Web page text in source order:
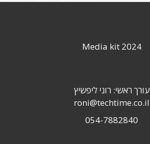
Media kit 2024
עורך ראשי: רוני ליפשיץ
roni@techtime.co.il
054-7882840